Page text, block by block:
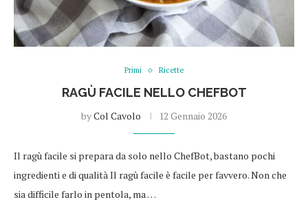
Primi Ricette
RAGÙ FACILE NELLO CHEFBOT
byCol Cavolo 12 Gennaio 2026
Il ragù facile si prepara da solo nello ChefBot, bastano pochi
ingredienti e di qualità Il ragù facile è facile per favvero. Non che
sia difficile farlo in pentola, ma …